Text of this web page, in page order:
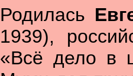
Родилась
1939),
«Всё дело в